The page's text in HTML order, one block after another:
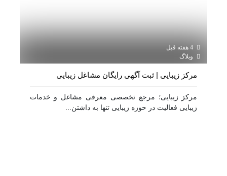
وبلاگ
مرکز زیبایی | ثبت آگهی رایگان مشاغل زیبایی
مرکز زیبایی؛ مرجع تخصصی معرفی مشاغل و خدمات
زیبایی فعالیت در حوزه زیبایی تنها به داشتن...